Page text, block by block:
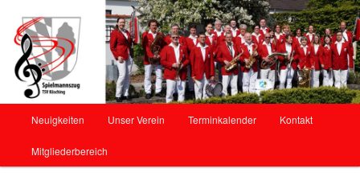
Spielmannszug Kösching
Offizielle Webseite des Spielmannszug Kösching
Zum
Inhalt
Neuigkeiten Unser Verein Terminkalender Kontakt
Mitgliederbereich